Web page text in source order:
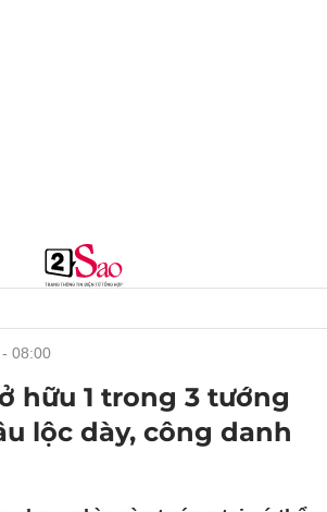
08:00
hữu 1 trong 3 tướng
lộc dày, công danh